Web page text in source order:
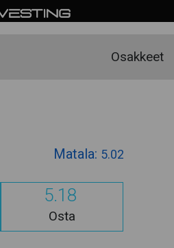
Osakkeet
Matala: 5.02
5.18
Osta